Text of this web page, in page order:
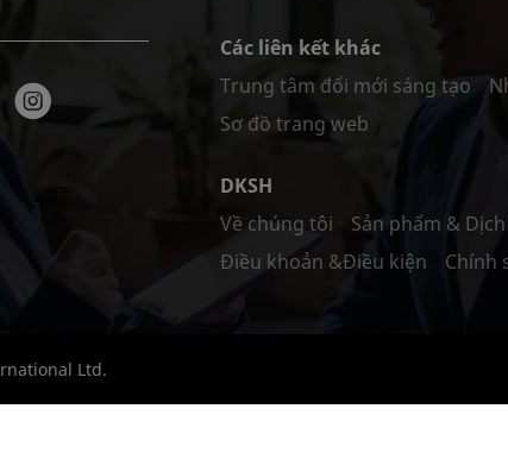
Các liên kết khác
Trung tâm đổi mới sáng tạo
Sơ đồ trang web
DKSH
Về chúng tôi
Sản phẩm &
Điều khoản &Điều kiện
Chính
Ltd.